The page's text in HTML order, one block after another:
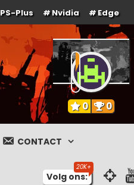
PS-Plus Nvidia Edge
0 0
CONTACT
Volg ons: